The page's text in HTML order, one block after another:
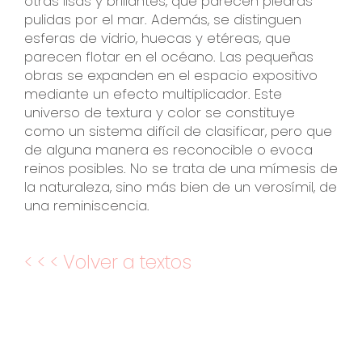
pulidas por el mar. Además, se distinguen
esferas de vidrio, huecas y etéreas, que
parecen flotar en el océano. Las pequeñas
obras se expanden en el espacio expositivo
mediante un efecto multiplicador. Este
universo de textura y color se constituye
como un sistema difícil de clasificar, pero que
de alguna manera es reconocible o evoca
reinos posibles. No se trata de una mímesis de
la naturaleza, sino más bien de un verosímil, de
una reminiscencia.
< < < Volver a textos